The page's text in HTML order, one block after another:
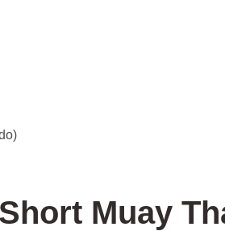
Short Muay